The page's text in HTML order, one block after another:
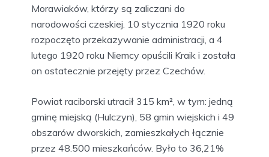
Morawiaków, którzy są zaliczani do
narodowości czeskiej. 10 stycznia 1920 roku
rozpoczęto przekazywanie administracji, a 4
lutego 1920 roku Niemcy opuścili Kraik i została
on ostatecznie przejęty przez Czechów.
Powiat raciborski utracił 315 km², w tym: jedną
gminę miejską (Hulczyn), 58 gmin wiejskich i 49
obszarów dworskich, zamieszkałych łącznie
przez 48.500 mieszkańców. Było to 36,21%